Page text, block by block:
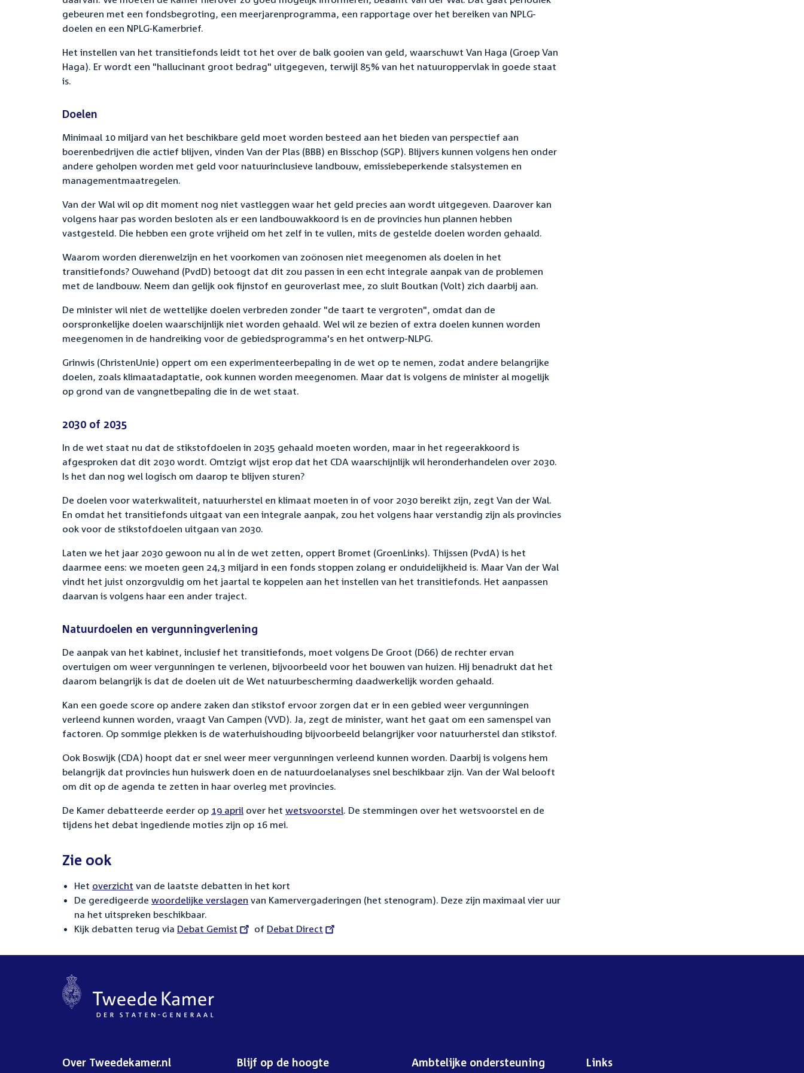
gebeuren met een fondsbegroting, een meerjarenprogramma, een rapportage over het bereiken van NPLG-
doelen en een NPLG-Kamerbrief.
Het instellen van het transitiefonds leidt tot het over de balk gooien van geld, waarschuwt Van Haga (Groep Van
Haga). Er wordt een "hallucinant groot bedrag" uitgegeven, terwijl 85% van het natuuroppervlak in goede staat
is.
Doelen
Minimaal 10 miljard van het beschikbare geld moet worden besteed aan het bieden van perspectief aan
boerenbedrijven die actief blijven, vinden Van der Plas (BBB) en Bisschop (SGP). Blijvers kunnen volgens hen onder
andere geholpen worden met geld voor natuurinclusieve landbouw, emissiebeperkende stalsystemen en
managementmaatregelen.
Van der Wal wil op dit moment nog niet vastleggen waar het geld precies aan wordt uitgegeven. Daarover kan
volgens haar pas worden besloten als er een landbouwakkoord is en de provincies hun plannen hebben
vastgesteld. Die hebben een grote vrijheid om het zelf in te vullen, mits de gestelde doelen worden gehaald.
Waarom worden dierenwelzijn en het voorkomen van zoönosen niet meegenomen als doelen in het
transitiefonds? Ouwehand (PvdD) betoogt dat dit zou passen in een echt integrale aanpak van de problemen
met de landbouw. Neem dan gelijk ook fijnstof en geuroverlast mee, zo sluit Boutkan (Volt) zich daarbij aan.
De minister wil niet de wettelijke doelen verbreden zonder "de taart te vergroten", omdat dan de
oorspronkelijke doelen waarschijnlijk niet worden gehaald. Wel wil ze bezien of extra doelen kunnen worden
meegenomen in de handreiking voor de gebiedsprogramma's en het ontwerp-NLPG.
Grinwis (ChristenUnie) oppert om een experimenteerbepaling in de wet op te nemen, zodat andere belangrijke
doelen, zoals klimaatadaptatie, ook kunnen worden meegenomen. Maar dat is volgens de minister al mogelijk
op grond van de vangnetbepaling die in de wet staat.
2030 of 2035
In de wet staat nu dat de stikstofdoelen in 2035 gehaald moeten worden, maar in het regeerakkoord is
afgesproken dat dit 2030 wordt. Omtzigt wijst erop dat het CDA waarschijnlijk wil heronderhandelen over 2030.
Is het dan nog wel logisch om daarop te blijven sturen?
De doelen voor waterkwaliteit, natuurherstel en klimaat moeten in of voor 2030 bereikt zijn, zegt Van der Wal.
En omdat het transitiefonds uitgaat van een integrale aanpak, zou het volgens haar verstandig zijn als provincies
ook voor de stikstofdoelen uitgaan van 2030.
Laten we het jaar 2030 gewoon nu al in de wet zetten, oppert Bromet (GroenLinks). Thijssen (PvdA) is het
daarmee eens: we moeten geen 24,3 miljard in een fonds stoppen zolang er onduidelijkheid is. Maar Van der Wal
vindt het juist onzorgvuldig om het jaartal te koppelen aan het instellen van het transitiefonds. Het aanpassen
daarvan is volgens haar een ander traject.
Natuurdoelen en vergunningverlening
De aanpak van het kabinet, inclusief het transitiefonds, moet volgens De Groot (D66) de rechter ervan
overtuigen om weer vergunningen te verlenen, bijvoorbeeld voor het bouwen van huizen. Hij benadrukt dat het
daarom belangrijk is dat de doelen uit de Wet natuurbescherming daadwerkelijk worden gehaald.
Kan een goede score op andere zaken dan stikstof ervoor zorgen dat er in een gebied weer vergunningen
verleend kunnen worden, vraagt Van Campen (VVD). Ja, zegt de minister, want het gaat om een samenspel van
factoren. Op sommige plekken is de waterhuishouding bijvoorbeeld belangrijker voor natuurherstel dan stikstof.
Ook Boswijk (CDA) hoopt dat er snel weer meer vergunningen verleend kunnen worden. Daarbij is volgens hem
belangrijk dat provincies hun huiswerk doen en de natuurdoelanalyses snel beschikbaar zijn. Van der Wal belooft
om dit op de agenda te zetten in haar overleg met provincies.
De Kamer debatteerde eerder op 19 april over het wetsvoorstel. De stemmingen over het wetsvoorstel en de
tijdens het debat ingediende moties zijn op 16 mei.
Zie ook
Het overzicht van de laatste debatten in het kort
De geredigeerde woordelijke verslagen van Kamervergaderingen (het stenogram). Deze zijn maximaal vier uur
na het uitspreken beschikbaar.
Kijk debatten terug via External
Debat Gemist of External
Debat Direct
Over Tweedekamer.nl Blijf op de hoogte Ambtelijke ondersteuning Links